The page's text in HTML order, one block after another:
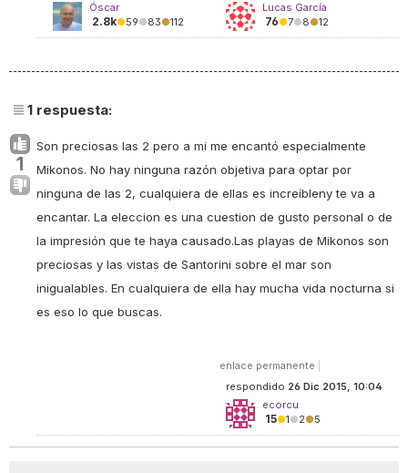
Lucas García
76●7●8●12
Óscar
2.8k●59●83●112
1 respuesta:
1
Son preciosas las 2 pero a mi me encantó especialmente
Mikonos. No hay ninguna razón objetiva para optar por
ninguna de las 2, cualquiera de ellas es increíbleny te va a
encantar. La eleccion es una cuestion de gusto personal o de
la impresión que te haya causado.Las playas de Mikonos son
preciosas y las vistas de Santorini sobre el mar son
inigualables. En cualquiera de ella hay mucha vida nocturna si
es eso lo que buscas.
enlace permanente
respondido 26 Dic 2015, 10:04
ecorcu
15●1●2●5